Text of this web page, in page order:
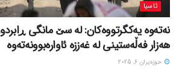
ئاسیا
هەزار فەڵەستینی لە غەززە ئاوارەبوونەتەوە
حوزه‌یران 6, 2025